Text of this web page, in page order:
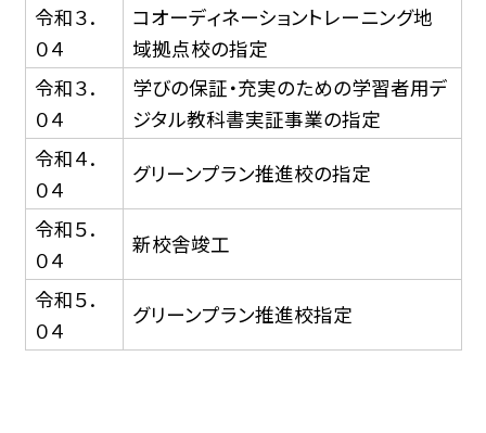
令和３．
０４
コオーディネーショントレーニング地
域拠点校の指定
令和３．
０４
学びの保証・充実のための学習者用デ
ジタル教科書実証事業の指定
令和４．
０４
グリーンプラン推進校の指定
令和５．
０４
新校舎竣工
令和５．
０４
グリーンプラン推進校指定